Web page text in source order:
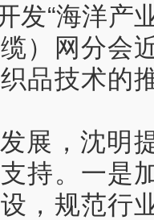
发“海洋产
）网分会
品技术的
展，沈明
持。一是
，规范行